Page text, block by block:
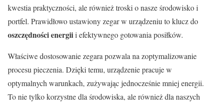
kwestia praktyczności, ale również troski o nasze środowisko i
portfel. Prawidłowo ustawiony zegar w urządzeniu to klucz do
oszczędności energiii efektywnego gotowania posiłków.
Właściwe dostosowanie zegara pozwala na zoptymalizowanie
procesu pieczenia. Dzięki temu, urządzenie pracuje w
optymalnych warunkach, zużywając jednocześnie mniej energii.
To nie tylko korzystne dla środowiska, ale również dla naszych